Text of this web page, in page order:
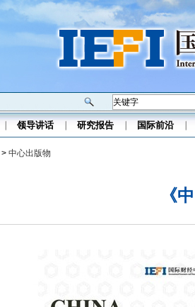
领导讲话 研究报告 国际前沿
>中心出版物
《